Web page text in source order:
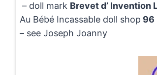
– doll mark Brevet d’ Invention
Au Bébé Incassable doll shop 96
– see Joseph Joanny